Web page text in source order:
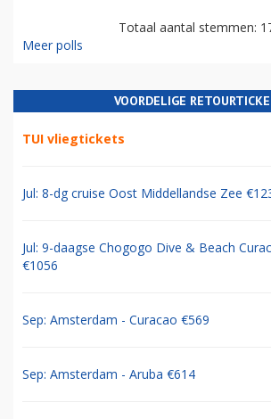
Totaal aantal stemmen:
Meer polls
VOORDELIGE
TUI vliegtickets
Jul: 8-dg cruise Oost Middellandse Zee
Jul: 9-daagse Chogogo Dive & Beach
€1056
Sep: Amsterdam - Curacao €569
Sep: Amsterdam - Aruba €614